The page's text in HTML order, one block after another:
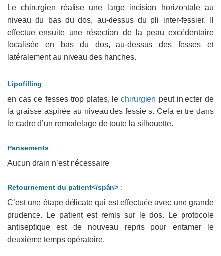
Le chirurgien réalise une large incision horizontale au
niveau du bas du dos, au-dessus du pli inter-fessier. Il
effectue ensuite une résection de la peau excédentaire
localisée en bas du dos, au-dessus des fesses et
latéralement au niveau des hanches.
Lipofilling :
en cas de fesses trop plates, lechirurgien peut injecter de
la graisse aspirée au niveau des fessiers. Cela entre dans
le cadre d’un remodelage de toute la silhouette.
Pansements :
Aucun drain n’est nécessaire.
Retournement du patient</spân> :
C’est une étape délicate qui est effectuée avec une grande
prudence. Le patient est remis sur le dos. Le protocole
antiseptique est de nouveau repris pour entamer le
deuxième temps opératoire.